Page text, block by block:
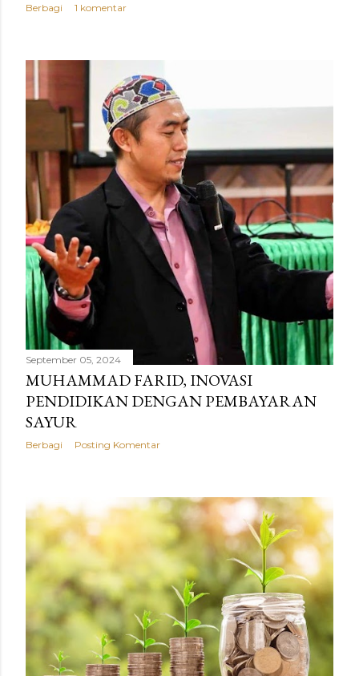
Berbagi 1 komentar
September 05, 2024
MUHAMMAD FARID, INOVASI
PENDIDIKAN DENGAN PEMBAYARAN
SAYUR
Berbagi Posting Komentar